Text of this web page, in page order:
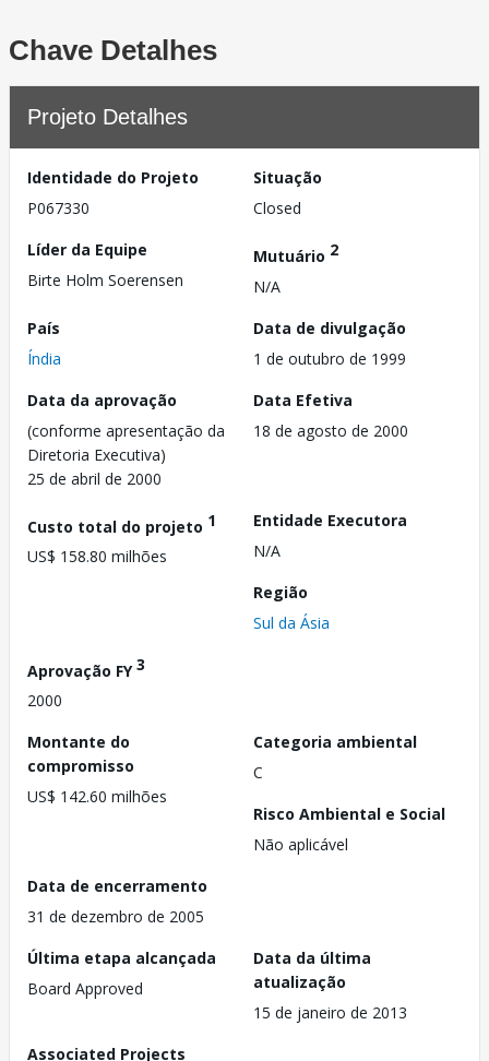
Chave Detalhes
Projeto Detalhes
Identidade do Projeto
P067330
Situação
Closed
Líder da Equipe
Birte Holm Soerensen
Mutuário 2
N/A
País
Índia
Data de divulgação
1 de outubro de 1999
Data da aprovação
(conforme apresentação da
Diretoria Executiva)
25 de abril de 2000
Data Efetiva
18 de agosto de 2000
Custo total do projeto 1
US$ 158.80 milhões
Entidade Executora
N/A
Região
Sul da Ásia
Aprovação FY3
2000
Montante do
compromisso
US$ 142.60 milhões
Categoria ambiental
C
Risco Ambiental e Social
Não aplicável
Data de encerramento
31 de dezembro de 2005
Última etapa alcançada
Board Approved
Data da última
atualização
15 de janeiro de 2013
Associated Projects